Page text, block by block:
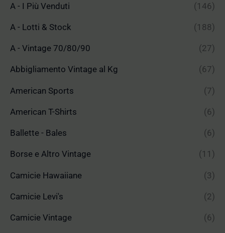
A - I Più Venduti (146)
A - Lotti & Stock (188)
A - Vintage 70/80/90 (27)
Abbigliamento Vintage al Kg (67)
American Sports (7)
American T-Shirts (6)
Ballette - Bales (6)
Borse e Altro Vintage (11)
Camicie Hawaiiane (3)
Camicie Levi's (2)
Camicie Vintage (6)